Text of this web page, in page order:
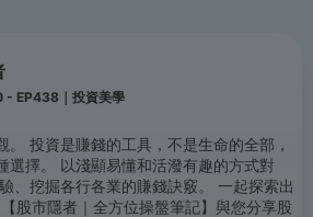
- EP438｜投資美學
部，
有趣的方式對
各行各業的賺錢訣竅。 一起探索出